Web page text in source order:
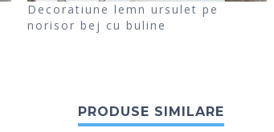
Decoratiune lemn ursulet pe
norisor bej cu buline
PRODUSE SIMILARE